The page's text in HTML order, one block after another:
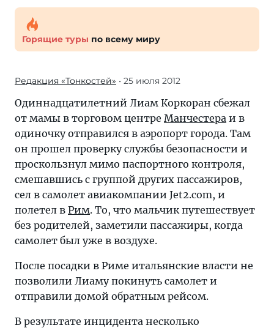
Горящие туры по всему миру
Редакция «Тонкостей» • 25 июля 2012
Одиннадцатилетний Лиам Коркоран сбежал
от мамы в торговом центре Манчестера и в
одиночку отправился в аэропорт города. Там
он прошел проверку службы безопасности и
проскользнул мимо паспортного контроля,
смешавшись с группой других пассажиров,
сел в самолет авиакомпании Jet2.com, и
полетел в Рим. То, что мальчик путешествует
без родителей, заметили пассажиры, когда
самолет был уже в воздухе.
После посадки в Риме итальянские власти не
позволили Лиаму покинуть самолет и
отправили домой обратным рейсом.
В результате инцидента несколько